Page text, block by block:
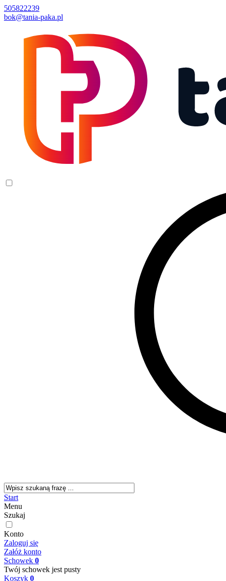
505822239
bok@tania-paka.pl
Start
Menu
Szukaj
Konto
Zaloguj się
Załóż konto
Schowek 0
Twój schowek jest pusty
Koszyk 0